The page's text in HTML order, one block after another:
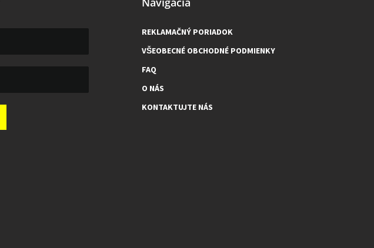
REKLAMAČNÝ PORIADOK
VŠEOBECNÉ OBCHODNÉ PODMIENKY
FAQ
O NÁS
KONTAKTUJTE NÁS